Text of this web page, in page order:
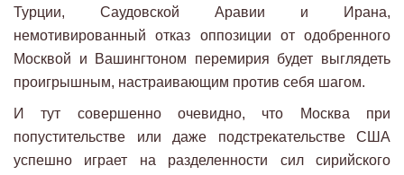
Турции, Саудовской Аравии и Ирана,
немотивированный отказ оппозиции от одобренного
Москвой и Вашингтоном перемирия будет выглядеть
проигрышным, настраивающим против себя шагом.
И тут совершенно очевидно, что Москва при
попустительстве или даже подстрекательстве США
успешно играет на разделенности сил сирийского